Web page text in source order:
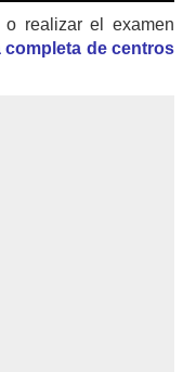
realizar el examen
completa de centros